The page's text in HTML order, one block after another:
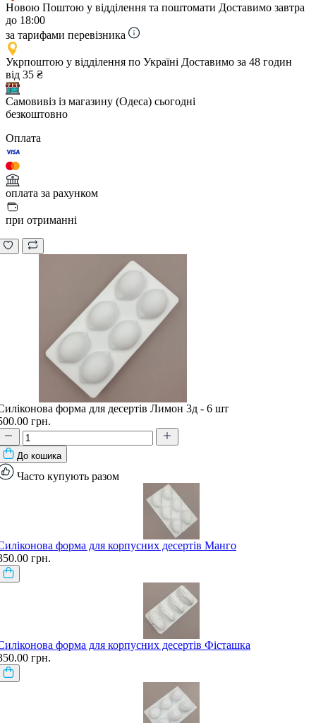
Новою Поштою у відділення та поштомати Доставимо завтра
до 18:00
за тарифами перевізника
Укрпоштою у відділення по Україні Доставимо за 48 годин
від 35 ₴
Самовивіз із магазину (Одеса) сьогодні
безкоштовно
Оплата
оплата за рахунком
при отриманні
форма для десертів Лимон 3д - 6 шт
грн.
До кошика
Часто купують разом
форма для корпусних десертів Манго
грн.
форма для корпусних десертів Фісташка
грн.